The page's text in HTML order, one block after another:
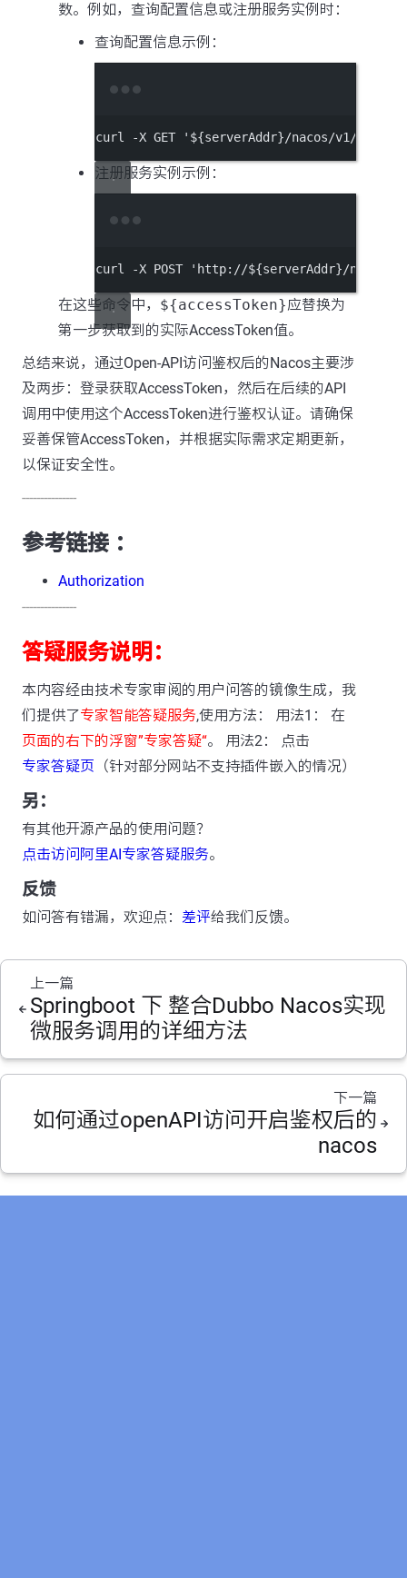
数。例如，查询配置信息或注册服务实例时：
查询配置信息示例：
curl -X GET '${serverAddr}/nacos/v1/cs/
注册服务实例示例：
curl -X POST 'http://${serverAddr}/nacos/v1/
在这些命令中， ${accessToken}应替换为
第一步获取到的实际AccessToken值。
总结来说，通过Open-API访问鉴权后的Nacos主要涉
及两步：登录获取AccessToken，然后在后续的API
调用中使用这个AccessToken进行鉴权认证。请确保
妥善保管AccessToken，并根据实际需求定期更新，
以保证安全性。
---------------
参考链接 ：
Authorization
---------------
答疑服务说明：
本内容经由技术专家审阅的用户问答的镜像生成，我
们提供了专家智能答疑服务,使用方法： 用法1： 在
页面的右下的浮窗”专家答疑“。 用法2： 点击
专家答疑页 （针对部分网站不支持插件嵌入的情况）
另：
有其他开源产品的使用问题？
点击访问阿里AI专家答疑服务。
反馈
如问答有错漏，欢迎点： 差评给我们反馈。
上一篇
Springboot 下 整合Dubbo Nacos实现
微服务调用的详细方法
下一篇
如何通过openAPI访问开启鉴权后的
nacos